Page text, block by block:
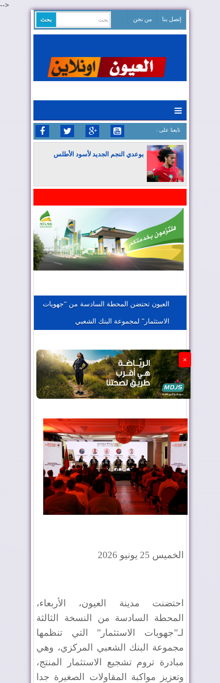
-->
إتصل بنا من نحن
≡
: تابعنا على
بوعدي النجم الجديد لأسود الأطلس
المغرب يعزز موقعه في صناعة الطيران
الجزائر تستسلم لفرنسا
العيون تحتضن المحطة السادسة من “جهويات
الاستثمار” لمجموعة البنك الشعبي
×
الخميس 25 يونيو 2026
احتضنت مدينة العيون، الأربعاء،
المحطة السادسة من النسخة الثالثة
لـ”جهويات الاستثمار” التي تنظمها
مجموعة البنك الشعبي المركزي، وهي
مبادرة تروم تشجيع الاستثمار المنتج،
وتعزيز مواكبة المقاولات الصغيرة جدا